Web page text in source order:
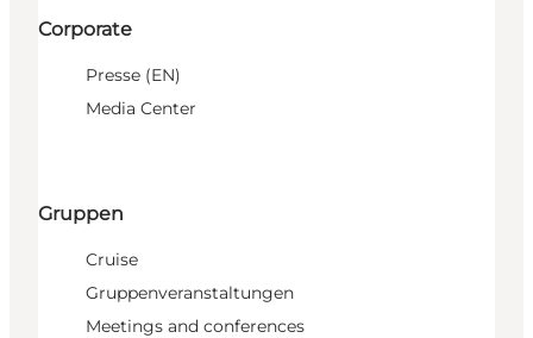
Corporate
Presse (EN)
Media Center
Gruppen
Cruise
Gruppenveranstaltungen
Meetings and conferences